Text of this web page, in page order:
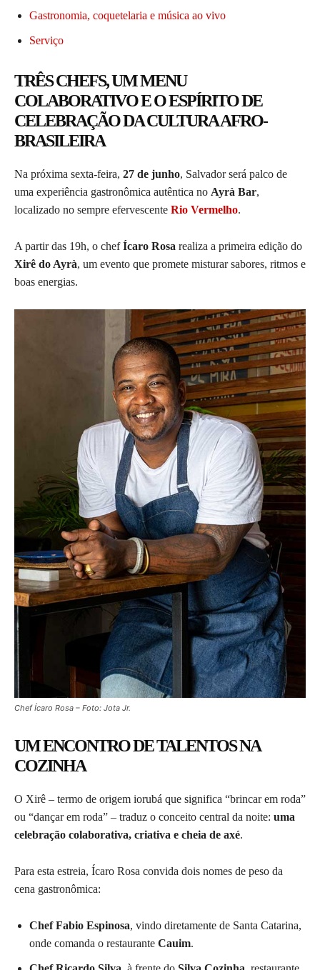
Gastronomia, coquetelaria e música ao vivo
Serviço
TRÊS CHEFS, UM MENU
COLABORATIVO E O ESPÍRITO DE
CELEBRAÇÃO DA CULTURA AFRO-
BRASILEIRA
Na próxima sexta-feira, 27 de junho, Salvador será palco de
uma experiência gastronômica autêntica no Ayrà Bar,
localizado no sempre efervescente Rio Vermelho.
A partir das 19h, o chefÍcaro Rosa realiza a primeira edição do
Xirê do Ayrà, um evento que promete misturar sabores, ritmos e
boas energias.
Chef Ícaro Rosa – Foto: Jota Jr.
UM ENCONTRO DE TALENTOS NA
COZINHA
O Xirê – termo de origem iorubá que significa “brincar em roda”
ou “dançar em roda” – traduz o conceito central da noite: uma
celebração colaborativa, criativa e cheia de axé.
Para esta estreia, Ícaro Rosa convida dois nomes de peso da
cena gastronômica:
Chef Fabio Espinosa, vindo diretamente de Santa Catarina,
onde comanda o restaurante Cauim.